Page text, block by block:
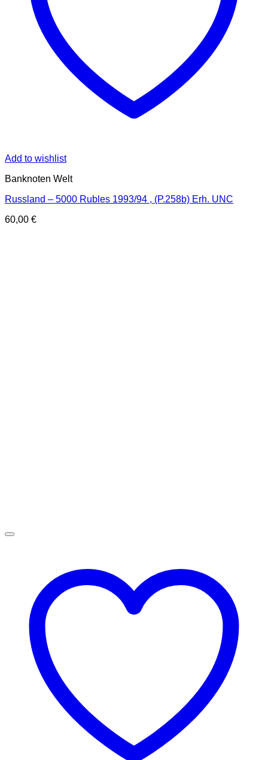
Add to wishlist
Banknoten Welt
Russland – 5000 Rubles 1993/94 , (P.258b) Erh. UNC
60,00 €